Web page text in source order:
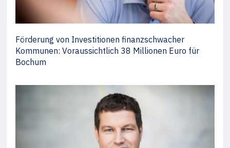
Förderung von Investitionen finanzschwacher
Kommunen: Voraussichtlich 38 Millionen Euro für
Bochum